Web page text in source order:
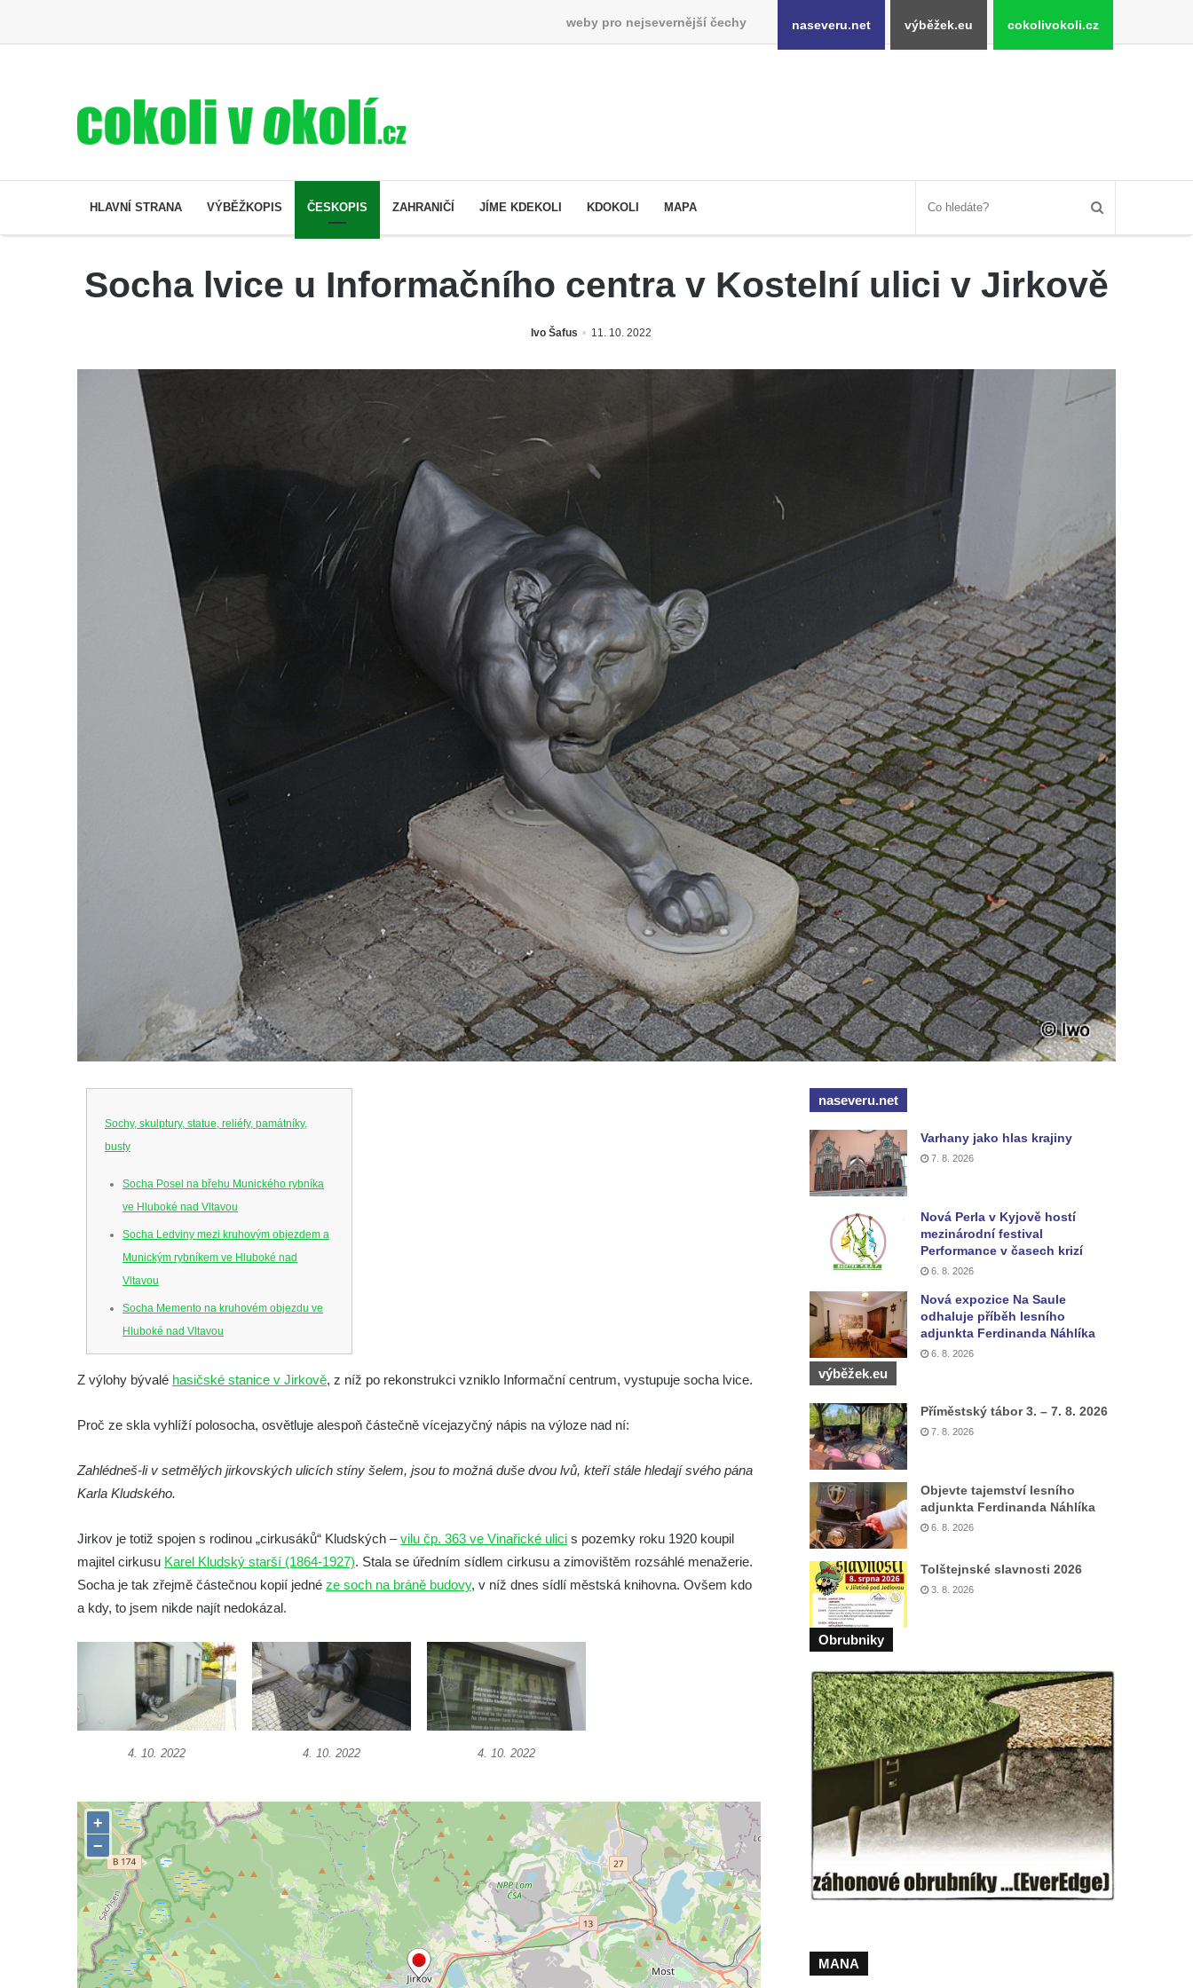
weby pro nejsevernější čechy naseveru.net výběžek.eu cokolivokoli.cz
HLAVNÍ STRANA VÝBĚŽKOPIS ČESKOPIS ZAHRANIČÍ JÍME KDEKOLI KDOKOLI MAPA
Socha lvice u Informačního centra v Kostelní ulici v Jirkově
Ivo Šafus 11. 10. 2022
Sochy, skulptury, statue, reliéfy, památníky,
busty
Socha Posel na břehu Munického rybníka
ve Hluboké nad Vltavou
Socha Ledviny mezi kruhovým objezdem a
Munickým rybníkem ve Hluboké nad
Vltavou
Socha Memento na kruhovém objezdu ve
Hluboké nad Vltavou
Socha Chalikotérium v ZOO Hluboká
Socha Smilodon v ZOO Hluboká
Socha Plejtvák obrovský v ZOO Hluboká
Socha Medvěd jeskynní v ZOO Hluboká
Socha Orel v ZOO Hluboká
Socha Vydry si hrají v ZOO Hluboká
Socha Matka příroda v ZOO Hluboká
Socha Lišky v ZOO Hluboká
Socha Kudlanka v ZOO Hluboká
Socha Orlice v ZOO Hluboká
Socha Tygr v ZOO Hluboká
Socha Želva v ZOO Hluboká
Socha Kozorožec horský v ZOO Hluboká
Socha Včela v ZOO Hluboká
Socha Housenka v ZOO Hluboká
Socha Nosorožík v ZOO Hluboká
Z výlohy bývalé hasičské stanice v Jirkově, z níž po rekonstrukci vzniklo Informační centrum, vystupuje socha lvice.
Proč ze skla vyhlíží polosocha, osvětluje alespoň částečně vícejazyčný nápis na výloze nad ní:
Zahlédneš-li v setmělých jirkovských ulicích stíny šelem, jsou to možná duše dvou lvů, kteří stále hledají svého pána
Karla Kludského.
Jirkov je totiž spojen s rodinou „cirkusáků“ Kludských –vilu čp. 363 ve Vinařické ulici s pozemky roku 1920 koupil
majitel cirkusu Karel Kludský starší (1864-1927). Stala se úředním sídlem cirkusu a zimovištěm rozsáhlé menažerie.
Socha je tak zřejmě částečnou kopií jedné ze soch na bráně budovy, v níž dnes sídlí městská knihovna. Ovšem kdo
a kdy, to jsem nikde najít nedokázal.
4. 10. 2022 4. 10. 2022 4. 10. 2022
naseveru.net
Varhany jako hlas krajiny
7. 8. 2026
Nová Perla v Kyjově hostí
mezinárodní festival
Performance v časech krizí
6. 8. 2026
Nová expozice Na Saule
odhaluje příběh lesního
adjunkta Ferdinanda Náhlíka
6. 8. 2026
výběžek.eu
Příměstský tábor 3. – 7. 8. 2026
7. 8. 2026
Objevte tajemství lesního
adjunkta Ferdinanda Náhlíka
6. 8. 2026
Tolštejnské slavnosti 2026
3. 8. 2026
Obrubniky
MANA